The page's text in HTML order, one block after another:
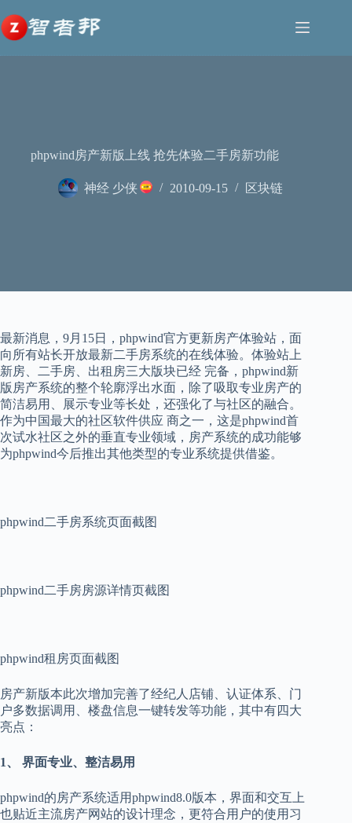
至
内
容
phpwind房产新版上线 抢先体验二手房新功能
神经 少侠 2010-09-15 区块链
最新消息，9月15日，phpwind官方更新房产体验站，面
向所有站长开放最新二手房系统的在线体验。体验站上
新房、二手房、出租房三大版块已经 完备，phpwind新
版房产系统的整个轮廓浮出水面，除了吸取专业房产的
简洁易用、展示专业等长处，还强化了与社区的融合。
作为中国最大的社区软件供应 商之一，这是phpwind首
次试水社区之外的垂直专业领域，房产系统的成功能够
为phpwind今后推出其他类型的专业系统提供借鉴。
phpwind二手房系统页面截图
phpwind二手房房源详情页截图
phpwind租房页面截图
房产新版本此次增加完善了经纪人店铺、认证体系、门
户多数据调用、楼盘信息一键转发等功能，其中有四大
亮点：
1、 界面专业、整洁易用
phpwind的房产系统适用phpwind8.0版本，界面和交互上
也贴近主流房产网站的设计理念，更符合用户的使用习